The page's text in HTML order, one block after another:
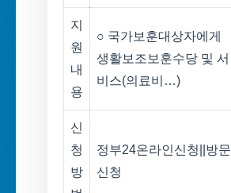
지
원
내
용
○ 국가보훈대상자에게
생활보조보훈수당 및 서
비스(의료비…)
신
청
방
정부24온라인신청||방문
신청